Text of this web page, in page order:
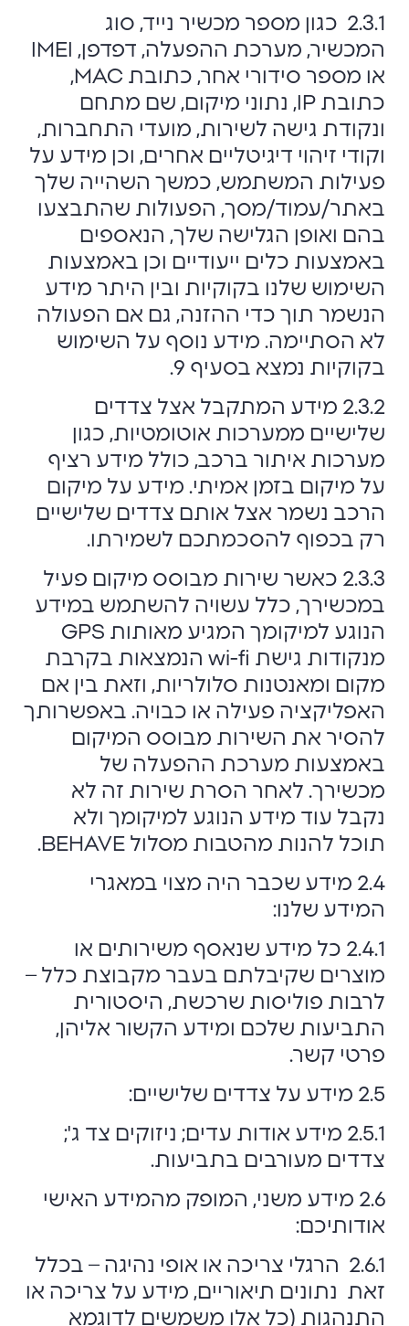
2.3.1 כגון מספר מכשיר נייד, סוג
המכשיר, מערכת ההפעלה, דפדפן, IMEI
או מספר סידורי אחר, כתובת MAC,
כתובת IP, נתוני מיקום, שם מתחם
ונקודת גישה לשירות, מועדי התחברות,
וקודי זיהוי דיגיטליים אחרים, וכן מידע על
פעילות המשתמש, כמשך השהייה שלך
באתר/עמוד/מסך, הפעולות שהתבצעו
בהם ואופן הגלישה שלך, הנאספים
באמצעות כלים ייעודיים וכן באמצעות
השימוש שלנו בקוקיות ובין היתר מידע
הנשמר תוך כדי ההזנה, גם אם הפעולה
לא הסתיימה. מידע נוסף על השימוש
בקוקיות נמצא בסעיף 9.
2.3.2 מידע המתקבל אצל צדדים
שלישיים ממערכות אוטומטיות, כגון
מערכות איתור ברכב, כולל מידע רציף
על מיקום בזמן אמיתי. מידע על מיקום
הרכב נשמר אצל אותם צדדים שלישיים
רק בכפוף להסכמתכם לשמירתו.
2.3.3 כאשר שירות מבוסס מיקום פעיל
במכשירך, כלל עשויה להשתמש במידע
הנוגע למיקומך המגיע מאותות GPS
מנקודות גישת wi-fi הנמצאות בקרבת
מקום ומאנטנות סלולריות, וזאת בין אם
האפליקציה פעילה או כבויה. באפשרותך
להסיר את השירות מבוסס המיקום
באמצעות מערכת ההפעלה של
מכשירך. לאחר הסרת שירות זה לא
נקבל עוד מידע הנוגע למיקומך ולא
תוכל להנות מהטבות מסלול BEHAVE.
2.4 מידע שכבר היה מצוי במאגרי
המידע שלנו:
2.4.1 כל מידע שנאסף משירותים או
מוצרים שקיבלתם בעבר מקבוצת כלל –
לרבות פוליסות שרכשת, היסטורית
התביעות שלכם ומידע הקשור אליהן,
פרטי קשר.
2.5 מידע על צדדים שלישיים:
2.5.1 מידע אודות עדים; ניזוקים צד ג';
צדדים מעורבים בתביעות.
2.6 מידע משני, המופק מהמידע האישי
אודותיכם:
2.6.1 הרגלי צריכה או אופי נהיגה – בכלל
זאת נתונים תיאוריים, מידע על צריכה או
התנהגות (כל אלו משמשים לדוגמא